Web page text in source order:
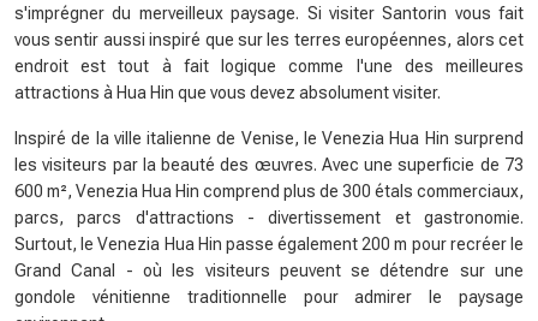
s'imprégner du merveilleux paysage. Si visiter Santorin vous fait
vous sentir aussi inspiré que sur les terres européennes, alors cet
endroit est tout à fait logique comme l'une des meilleures
attractions à Hua Hin que vous devez absolument visiter.
Inspiré de la ville italienne de Venise, le Venezia Hua Hin surprend
les visiteurs par la beauté des œuvres. Avec une superficie de 73
600 m², Venezia Hua Hin comprend plus de 300 étals commerciaux,
parcs, parcs d'attractions - divertissement et gastronomie.
Surtout, le Venezia Hua Hin passe également 200 m pour recréer le
Grand Canal - où les visiteurs peuvent se détendre sur une
gondole vénitienne traditionnelle pour admirer le paysage